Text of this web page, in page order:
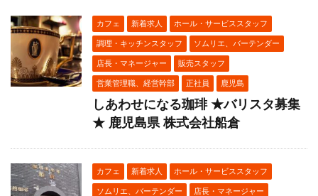
カフェ 新着求人 ホール・サービススタッフ
調理・キッチンスタッフ ソムリエ、バーテンダー
店長・マネージャー 販売スタッフ
営業管理職、経営幹部 正社員 鹿児島
しあわせになる珈琲 ★バリスタ募集
★ 鹿児島県 株式会社船倉
カフェ 新着求人 ホール・サービススタッフ
ソムリエ、バーテンダー 店長・マネージャー